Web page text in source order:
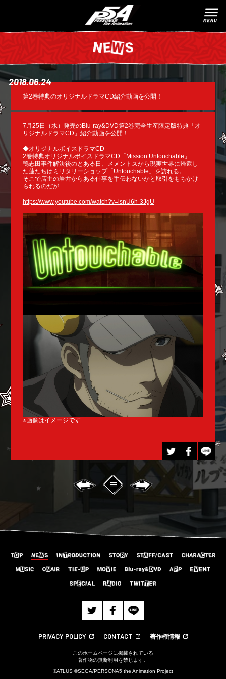
2018.06.24
第2巻特典のオリジナルドラマCD紹介動画を公開！
7月25日（水）発売のBlu-ray&DVD第2巻完全生産限定版特典「オ
リジナルドラマCD」紹介動画を公開！
◆オリジナルボイスドラマCD
2巻特典オリジナルボイスドラマCD「Mission Untouchable」
鴨志田事件解決後のとある日、メメントスから現実世界に帰還し
た蓮たちはミリタリーショップ「Untouchable」を訪れる。
そこで店主の岩井からある仕事を手伝わないかと取引をもちかけ
られるのだが……
https://www.youtube.com/watch?v=lsnU6h-3JgU
※画像はイメージです
PRIVACY POLICY CONTACT 著作権情報
このホームページに掲載されている
著作物の無断利用を禁じます。
©ATLUS ©SEGA/PERSONA5 the Animation Project